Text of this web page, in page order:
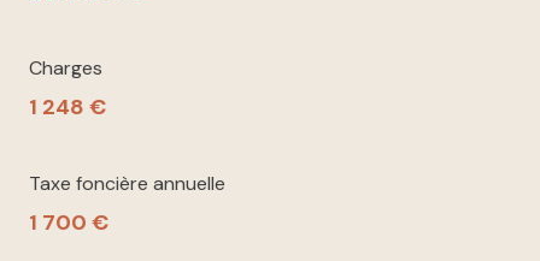
Charges
1 248 €
Taxe foncière annuelle
1 700 €